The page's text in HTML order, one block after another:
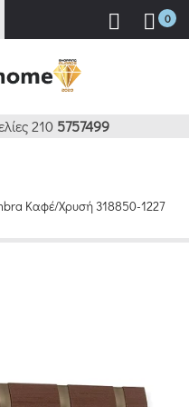
0
210 5757499
Καφέ/Χρυσή 318850-1227